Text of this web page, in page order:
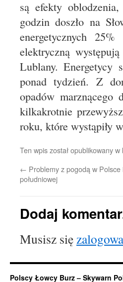
są efekty
godzin doszło na
energetycznych
elektryczną
Lublany. Energetycy
ponad tydzień. Z
opadów marznącego
kilkakrotnie
roku, które wystąpiły
Ten wpis został opublikowany w
← Problemy z pogodą w
południowej
Dodaj
Musisz się
Polscy Łowcy Burz – Skywarn